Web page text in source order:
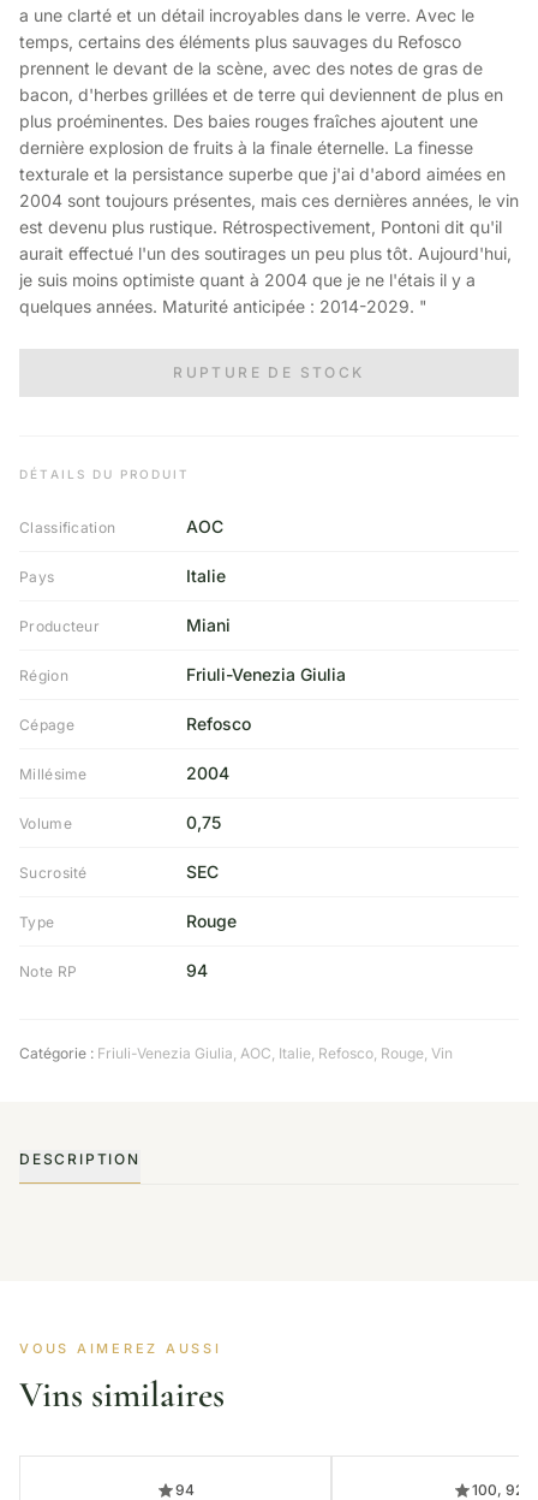
a une clarté et un détail incroyables dans le verre. Avec le
temps, certains des éléments plus sauvages du Refosco
prennent le devant de la scène, avec des notes de gras de
bacon, d'herbes grillées et de terre qui deviennent de plus en
plus proéminentes. Des baies rouges fraîches ajoutent une
dernière explosion de fruits à la finale éternelle. La finesse
texturale et la persistance superbe que j'ai d'abord aimées en
2004 sont toujours présentes, mais ces dernières années, le vin
est devenu plus rustique. Rétrospectivement, Pontoni dit qu'il
aurait effectué l'un des soutirages un peu plus tôt. Aujourd'hui,
je suis moins optimiste quant à 2004 que je ne l'étais il y a
quelques années. Maturité anticipée : 2014-2029. "
RUPTURE DE STOCK
DÉTAILS DU PRODUIT
Classification AOC
Pays Italie
Producteur Miani
Région Friuli-Venezia Giulia
Cépage Refosco
Millésime 2004
Volume 0,75
Sucrosité SEC
Type Rouge
Note RP 94
Catégorie : Friuli-Venezia Giulia, AOC, Italie, Refosco, Rouge, Vin
DESCRIPTION
VOUS AIMEREZ AUSSI
Vins similaires
94 100, 92